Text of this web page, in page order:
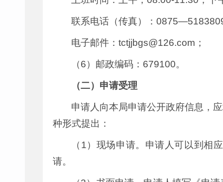
联系电话（传真）：
电子邮件：tctjjbgs@126.com；
（6）邮政编码：679100。
（二）申请受理
申请人向本局申请公开政府信息，
种形式提出：
（1）现场申请。申请人可以到相
请。